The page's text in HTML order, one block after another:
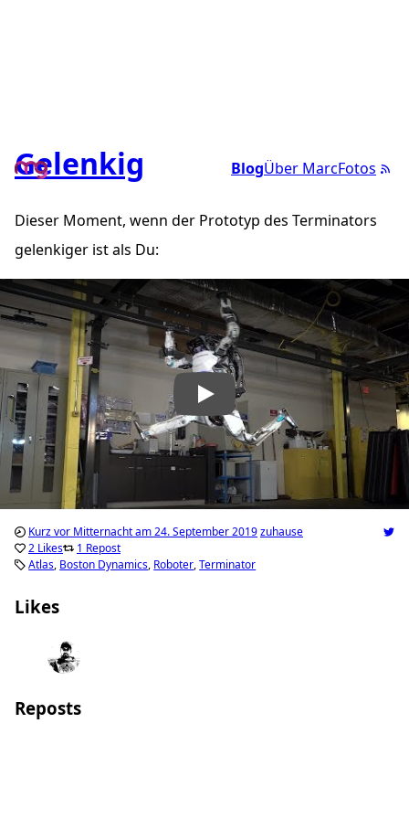
BlogÜber MarcFotos
Gelenkig
Dieser Moment, wenn der Prototyp des Terminators
gelenkiger ist als Du:
„More Parkour Atlas“ abspielen
Kurz vor Mitternacht am 24. September 2019zuhause
2 Likes
1 Repost
Atlas Boston Dynamics Roboter Terminator
Likes
Reposts